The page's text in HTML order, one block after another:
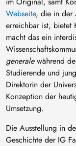
Webseite, die in der
erreichbar ist, bietet
macht das ein
generalewährend
Studierende und
Direktorin der
Konzeption der
Umsetzung.
Die Ausstellung in
Geschichte der IG